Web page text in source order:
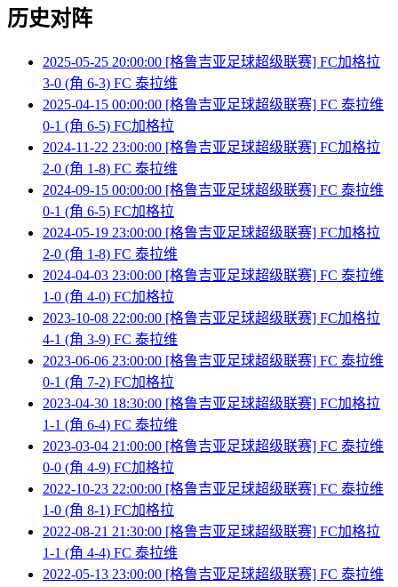
历史对阵
2025-05-25 20:00:00 [格鲁吉亚足球超级联赛] FC加格拉
3-0 (角 6-3) FC 泰拉维
2025-04-15 00:00:00 [格鲁吉亚足球超级联赛] FC 泰拉维
0-1 (角 6-5) FC加格拉
2024-11-22 23:00:00 [格鲁吉亚足球超级联赛] FC加格拉
2-0 (角 1-8) FC 泰拉维
2024-09-15 00:00:00 [格鲁吉亚足球超级联赛] FC 泰拉维
0-1 (角 6-5) FC加格拉
2024-05-19 23:00:00 [格鲁吉亚足球超级联赛] FC加格拉
2-0 (角 1-8) FC 泰拉维
2024-04-03 23:00:00 [格鲁吉亚足球超级联赛] FC 泰拉维
1-0 (角 4-0) FC加格拉
2023-10-08 22:00:00 [格鲁吉亚足球超级联赛] FC加格拉
4-1 (角 3-9) FC 泰拉维
2023-06-06 23:00:00 [格鲁吉亚足球超级联赛] FC 泰拉维
0-1 (角 7-2) FC加格拉
2023-04-30 18:30:00 [格鲁吉亚足球超级联赛] FC加格拉
1-1 (角 6-4) FC 泰拉维
2023-03-04 21:00:00 [格鲁吉亚足球超级联赛] FC 泰拉维
0-0 (角 4-9) FC加格拉
2022-10-23 22:00:00 [格鲁吉亚足球超级联赛] FC 泰拉维
1-0 (角 8-1) FC加格拉
2022-08-21 21:30:00 [格鲁吉亚足球超级联赛] FC加格拉
1-1 (角 4-4) FC 泰拉维
2022-05-13 23:00:00 [格鲁吉亚足球超级联赛] FC 泰拉维